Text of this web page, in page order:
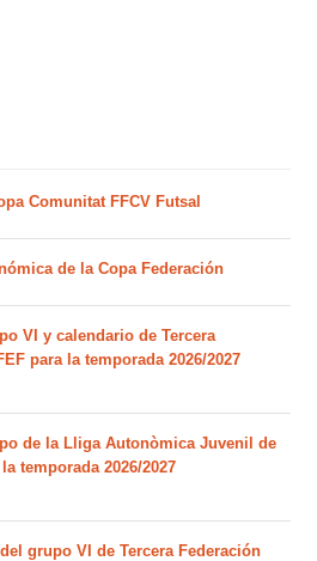
Comunitat FFCV Futsal
de la Copa Federación
VI y calendario de Tercera
para la temporada 2026/2027
de la Lliga Autonòmica Juvenil de
temporada 2026/2027
grupo VI de Tercera Federación